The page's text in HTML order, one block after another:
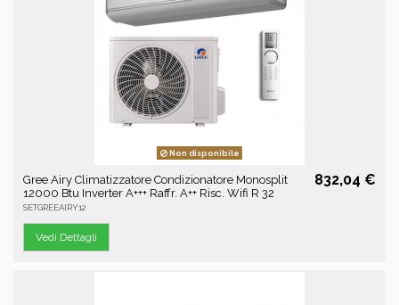
Non disponibile
Gree Airy Climatizzatore Condizionatore Monosplit
12000 Btu Inverter A+++ Raffr. A++ Risc. Wifi R 32
SETGREEAIRY12
832,04 €
Vedi Dettagli